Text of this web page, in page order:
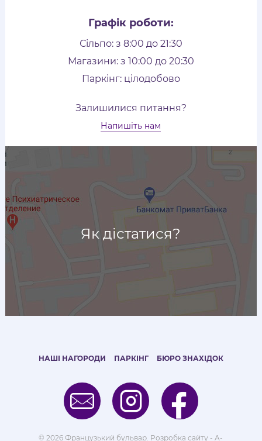
Графік роботи:
Сільпо: з 8:00 до 21:30
Магазини: з 10:00 до 20:30
Паркінг: цілодобово
Залишилися питання?
Напишіть нам
Як дістатися?
НАШІ НАГОРОДИ ПАРКІНГ БЮРО ЗНАХІДОК
© 2026 Французький бульвар. Розробка сайту - A-